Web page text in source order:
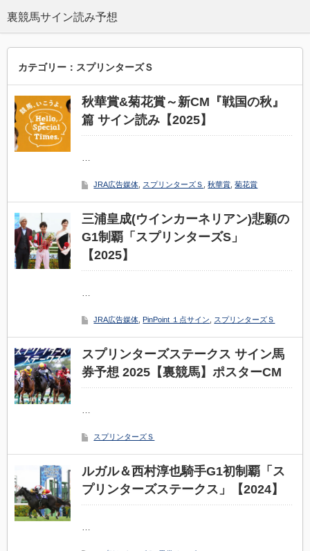
カテゴリー：スプリンターズＳ
秋華賞&菊花賞～新CM『戦国の秋』
篇 サイン読み【2025】
…
JRA広告媒体 スプリンターズＳ ,秋華賞 ,菊花賞
三浦皇成(ウインカーネリアン)悲願の
G1制覇「スプリンターズS」
【2025】
…
JRA広告媒体 ,PinPoint １点サイン スプリンターズＳ
スプリンターズステークス サイン馬
券予想 2025【裏競馬】ポスターCM
…
スプリンターズＳ
ルガル＆西村淳也騎手G1初制覇「ス
プリンターズステークス」【2024】
…